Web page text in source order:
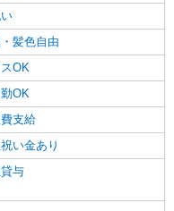
髪色自由
OK
OK
支給
い金あり
与